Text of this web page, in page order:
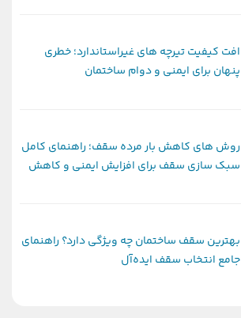
افت کیفیت تیرچه های غیراستاندارد؛ خطری
پنهان برای ایمنی و دوام ساختمان
روش های کاهش بار مرده سقف؛ راهنمای کامل
سبک سازی سقف برای افزایش ایمنی و کاهش
بهترین سقف ساختمان چه ویژگی دارد؟ راهنمای
جامع انتخاب سقف ایده‌آل